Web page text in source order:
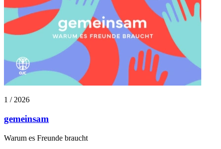
1 / 2026
gemeinsam
Warum es Freunde braucht